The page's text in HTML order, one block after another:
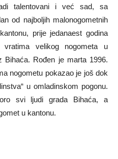
talentovani i već sad, sa
od najboljih malonogometnih
prije jedanaest godina
velikog nogometa u
Bihaća. Rođen je marta 1996.
nogometu pokazao je još dok
u omladinskom pogonu.
svi ljudi grada Bihaća, a
u kantonu.